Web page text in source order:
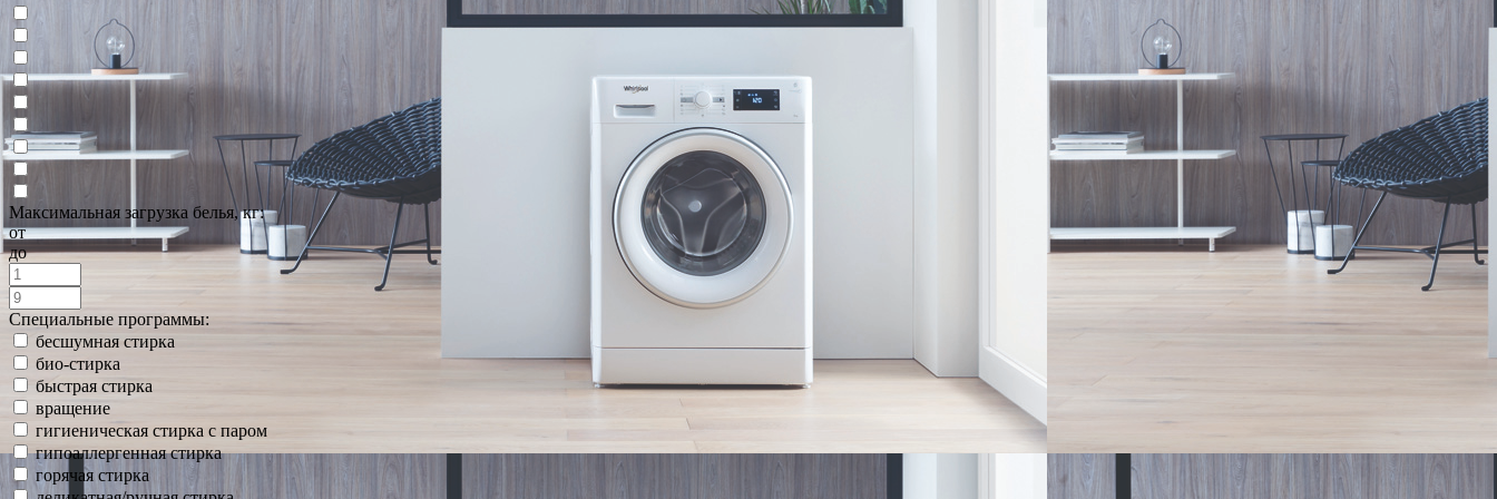
Максимальная загрузка белья, кг:
от
до
Специальные программы:
бесшумная стирка
био-стирка
быстрая стирка
вращение
гигиеническая стирка с паром
гипоаллергенная стирка
горячая стирка